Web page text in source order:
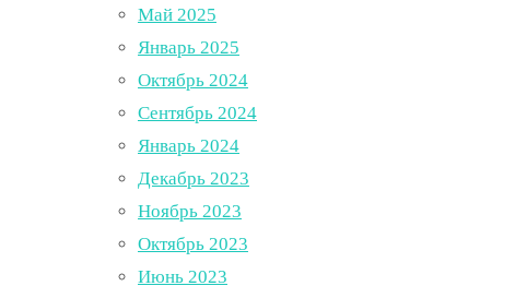
Май 2025
Январь 2025
Октябрь 2024
Сентябрь 2024
Январь 2024
Декабрь 2023
Ноябрь 2023
Октябрь 2023
Июнь 2023